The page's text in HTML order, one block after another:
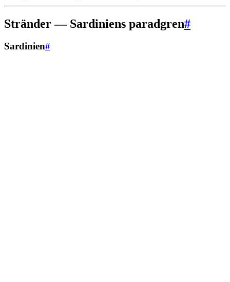
Stränder — Sardiniens paradgren#
Sardinien#